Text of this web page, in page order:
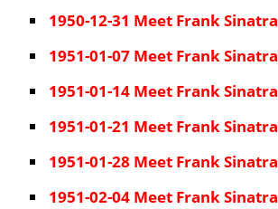
1950-12-31 Meet Frank Sinatra
1951-01-07 Meet Frank Sinatra
1951-01-14 Meet Frank Sinatra
1951-01-21 Meet Frank Sinatra
1951-01-28 Meet Frank Sinatra
1951-02-04 Meet Frank Sinatra